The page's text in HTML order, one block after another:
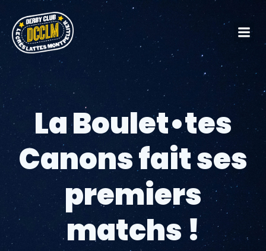
La Boulet•tes
Canons fait ses
premiers
matchs !